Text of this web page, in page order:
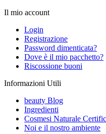
Il mio account
Login
Registrazione
Password dimenticata?
Dove è il mio pacchetto?
Riscossione buoni
Informazioni Utili
beauty Blog
Ingredienti
Cosmesi Naturale
Noi e il nostro ambiente